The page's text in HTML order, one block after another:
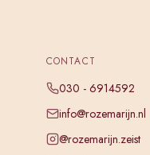
CONTACT
030 - 6914592
info@rozemarijn.nl
@rozemarijn.zeist